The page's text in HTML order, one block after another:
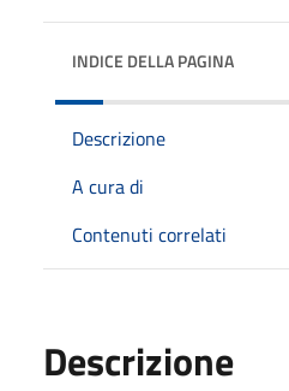
INDICE DELLA PAGINA
Descrizione
A cura di
Contenuti correlati
Descrizione